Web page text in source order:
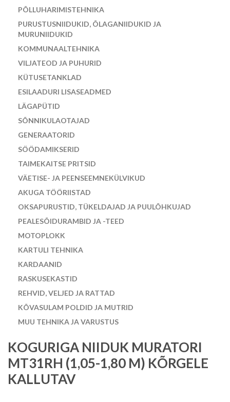
PÕLLUHARIMISTEHNIKA
PURUSTUSNIIDUKID, ÕLAGANIIDUKID JA
MURUNIIDUKID
KOMMUNAALTEHNIKA
VILJATEOD JA PUHURID
KÜTUSETANKLAD
ESILAADURI LISASEADMED
LÄGAPÜTID
SÕNNIKULAOTAJAD
GENERAATORID
SÖÖDAMIKSERID
TAIMEKAITSE PRITSID
VÄETISE- JA PEENSEEMNEKÜLVIKUD
AKUGA TÖÖRIISTAD
OKSAPURUSTID, TÜKELDAJAD JA PUULÕHKUJAD
PEALESÕIDURAMBID JA -TEED
MOTOPLOKK
KARTULI TEHNIKA
KARDAANID
RASKUSEKASTID
REHVID, VELJED JA RATTAD
KÕVASULAM POLDID JA MUTRID
MUU TEHNIKA JA VARUSTUS
KOGURIGA NIIDUK MURATORI
MT31RH (1,05-1,80 M) KÕRGELE
KALLUTAV